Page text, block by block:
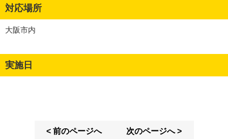
対応場所
大阪市内
実施日
< 前のページへ 次のページへ >